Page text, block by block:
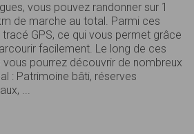
vous pouvez randonner sur 1
de marche au total. Parmi ces
GPS, ce qui vous permet grâce
facilement. Le long de ces
pourrez découvrir de nombreux
: Patrimoine bâti, réserves
...